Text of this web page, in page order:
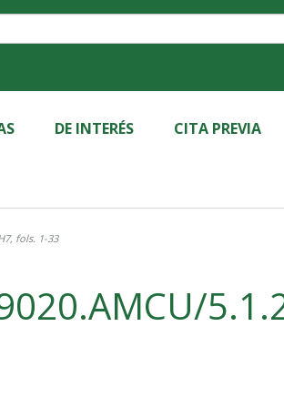
DE INTERÉS CITA PREVIA
fols. 1-33